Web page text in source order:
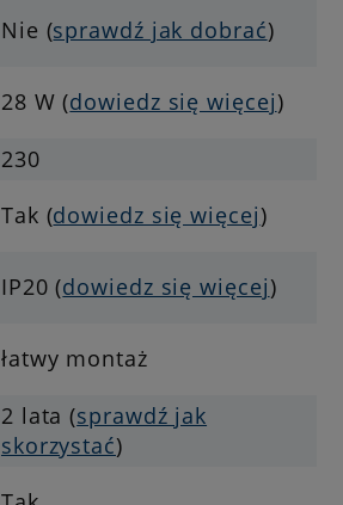
Nie (sprawdź jak dobrać)
28 W (dowiedz się więcej)
230
Tak (dowiedz się więcej)
IP20 (dowiedz się więcej)
łatwy montaż
2 lata (sprawdź jak
skorzystać)